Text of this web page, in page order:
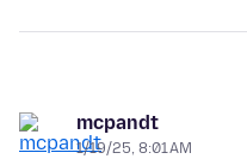
mcpandt
1/19/25, 8:01 AM